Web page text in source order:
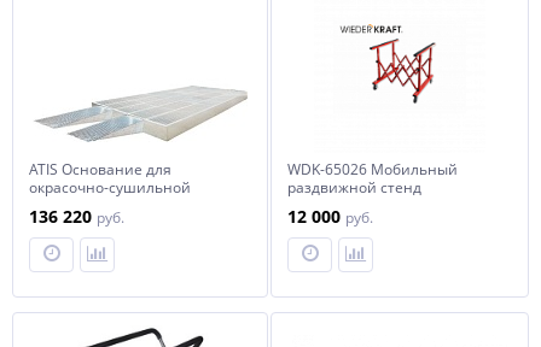
ATIS Основание для
окрасочно-сушильной
136 220 руб.
WDK-65026 Мобильный
раздвижной стенд
12 000 руб.